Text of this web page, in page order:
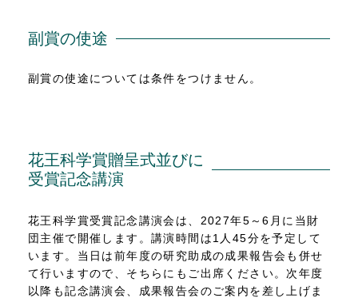
副賞の使途
副賞の使途については条件をつけません。
花王科学賞贈呈式並びに
受賞記念講演
花王科学賞受賞記念講演会は、2027年5～6月に当財
団主催で開催します。講演時間は1人45分を予定して
います。当日は前年度の研究助成の成果報告会も併せ
て行いますので、そちらにもご出席ください。次年度
以降も記念講演会、成果報告会のご案内を差し上げま